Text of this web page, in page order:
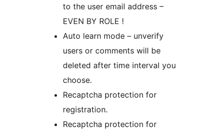
to the user email address –
EVEN BY ROLE !
Auto learn mode – unverify
users or comments will be
deleted after time interval you
choose.
Recaptcha protection for
registration.
Recaptcha protection for